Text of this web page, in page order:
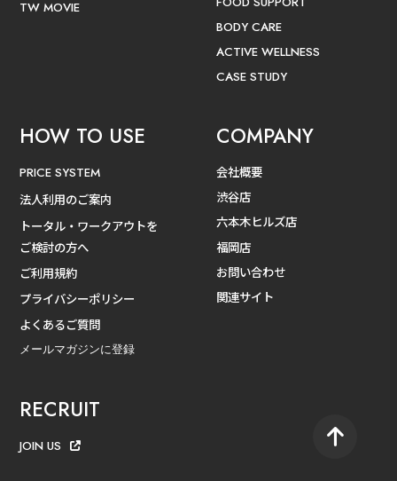
TW MOVIE
BODY CARE
ACTIVE WELLNESS
CASE STUDY
HOW TO USE
PRICE SYSTEM
法人利用のご案内
トータル・ワークアウトを
ご検討の方へ
ご利用規約
プライバシーポリシー
よくあるご質問
メールマガジンに登録
COMPANY
会社概要
渋谷店
六本木ヒルズ店
福岡店
お問い合わせ
関連サイト
RECRUIT
JOIN US